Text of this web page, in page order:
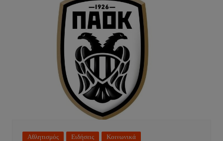
Αθλητισμός Ειδήσεις Κοινωνικά